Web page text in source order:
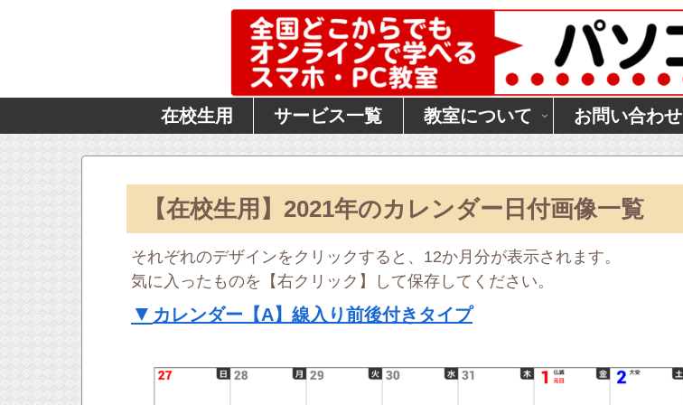
在校生用 サービス一覧 教室について お問い合わせ
【在校生用】2021年のカレンダー日付画像一覧
それぞれのデザインをクリックすると、12か月分が表示されます。
気に入ったものを【右クリック】して保存してください。
▼ カレンダー【A】線入り前後付きタイプ